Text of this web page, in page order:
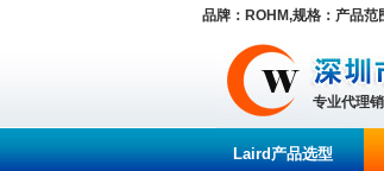
品牌：ROHM,规格：产品
专业代理
Laird产品选型